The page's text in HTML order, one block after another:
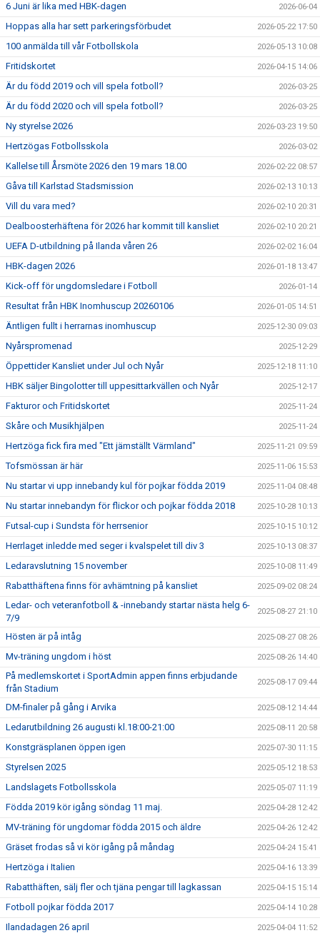
6 Juni är lika med HBK-dagen 2026-06-04
Hoppas alla har sett parkeringsförbudet 2026-05-22 17:50
100 anmälda till vår Fotbollskola 2026-05-13 10:08
Fritidskortet 2026-04-15 14:06
Är du född 2019 och vill spela fotboll? 2026-03-25
Är du född 2020 och vill spela fotboll? 2026-03-25
Ny styrelse 2026 2026-03-23 19:50
Hertzögas Fotbollsskola 2026-03-02
Kallelse till Årsmöte 2026 den 19 mars 18.00 2026-02-22 08:57
Gåva till Karlstad Stadsmission 2026-02-13 10:13
Vill du vara med? 2026-02-10 20:31
Dealboosterhäftena för 2026 har kommit till kansliet 2026-02-10 20:21
UEFA D-utbildning på Ilanda våren 26 2026-02-02 16:04
HBK-dagen 2026 2026-01-18 13:47
Kick-off för ungdomsledare i Fotboll 2026-01-14
Resultat från HBK Inomhuscup 20260106 2026-01-05 14:51
Äntligen fullt i herrarnas inomhuscup 2025-12-30 09:03
Nyårspromenad 2025-12-29
Öppettider Kansliet under Jul och Nyår 2025-12-18 11:10
HBK säljer Bingolotter till uppesittarkvällen och Nyår 2025-12-17
Fakturor och Fritidskortet 2025-11-24
Skåre och Musikhjälpen 2025-11-24
Hertzöga fick fira med "Ett jämställt Värmland" 2025-11-21 09:59
Tofsmössan är här 2025-11-06 15:53
Nu startar vi upp innebandy kul för pojkar födda 2019 2025-11-04 08:48
Nu startar innebandyn för flickor och pojkar födda 2018 2025-10-28 10:13
Futsal-cup i Sundsta för herrsenior 2025-10-15 10:12
Herrlaget inledde med seger i kvalspelet till div 3 2025-10-13 08:37
Ledaravslutning 15 november 2025-10-08 11:49
Rabatthäftena finns för avhämtning på kansliet 2025-09-02 08:24
Ledar- och veteranfotboll & -innebandy startar nästa helg 6-
7/9
2025-08-27 21:10
Hösten är på intåg 2025-08-27 08:26
Mv-träning ungdom i höst 2025-08-26 14:40
På medlemskortet i SportAdmin appen finns erbjudande
från Stadium
2025-08-17 09:44
DM-finaler på gång i Arvika 2025-08-12 14:44
Ledarutbildning 26 augusti kl.18:00-21:00 2025-08-11 20:58
Konstgräsplanen öppen igen 2025-07-30 11:15
Styrelsen 2025 2025-05-12 18:53
Landslagets Fotbollsskola 2025-05-07 11:19
Födda 2019 kör igång söndag 11 maj. 2025-04-28 12:42
MV-träning för ungdomar födda 2015 och äldre 2025-04-26 12:42
Gräset frodas så vi kör igång på måndag 2025-04-24 15:41
Hertzöga i Italien 2025-04-16 13:39
Rabatthäften, sälj fler och tjäna pengar till lagkassan 2025-04-15 15:14
Fotboll pojkar födda 2017 2025-04-14 10:28
Ilandadagen 26 april 2025-04-04 11:52